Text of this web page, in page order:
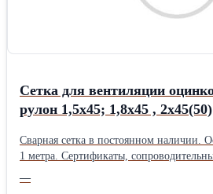
Сетка для вентиляции
рулон 1,5х45; 1,8х45 , 2х45(50)
Сварная сетка в постоянном наличии.
1 метра. Сертификаты,
Получить более полную информацию
—